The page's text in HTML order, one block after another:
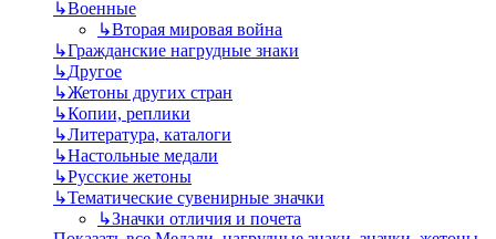
↳Военные
↳Вторая мировая война
↳Гражданские нагрудные знаки
↳Другое
↳Жетоны других стран
↳Копии, реплики
↳Литература, каталоги
↳Настольные медали
↳Русские жетоны
↳Тематические сувенирные значки
↳Значки отличия и почета